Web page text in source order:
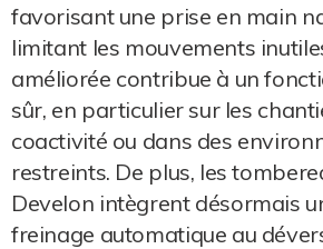
favorisant une prise en main
limitant les mouvements
améliorée contribue à un
sûr, en particulier sur les
coactivité ou dans des
restreints. De plus, les
Develon intègrent désormais
freinage automatique au